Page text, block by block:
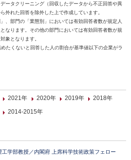
ータクリーニング（回収したデータから不正回答や異
外れた回答を除外した上で作成しています。
、部門の「業態別」においては有効回答者数が規定人
なります。その他の部門においては有効回答者数が規
象となります。
たくないと回答した人の割合が基準値以下の企業がラ
2021年 2020年 2019年
2018年
2014-2015年
工学部教授／内閣府 上席科学技術政策フェロー